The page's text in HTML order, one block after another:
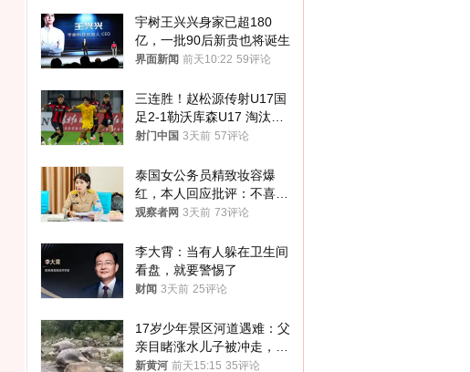
宇树王兴兴身家已超180
亿，一批90后新贵也将诞生
界面新闻 前天10:22 59评论
三连胜！赵松源传射U17国
足2-1勒沃库森U17 淘汰赛
将战河床
射门中国 3天前 57评论
泰国女公务员精致妆容爆
红，本人回应批评：不喜欢
就别看
观察者网 3天前 73评论
李大霄：当有人躲在卫生间
看盘，就要警惕了
财闻 3天前 25评论
17岁少年景区河道遇难：父
亲目睹涨水儿子被冲走，当
地排除上游泄洪，家属盼厘
新黄河 前天15:15 35评论